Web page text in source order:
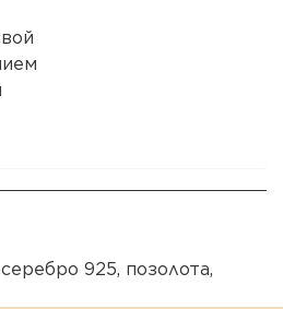
серебро 925, позолота,